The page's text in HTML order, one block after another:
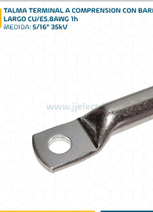
TERMINAL A COMPRENSION
LARGO CU/ES.8AWG 1h